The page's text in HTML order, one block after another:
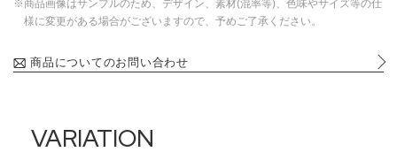
※商品画像はサンプルのため、デザイン、素材(混率等)、色味やサイズ等の仕
様に変更がある場合がございますので、予めご了承ください。
商品についてのお問い合わせ
VARIATION